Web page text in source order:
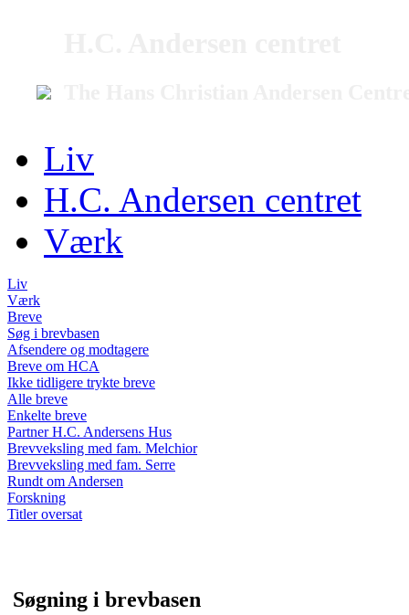
Liv
H.C. Andersen centret
Værk
Liv
Værk
Breve
Søg i brevbasen
Afsendere og modtagere
Breve om HCA
Ikke tidligere trykte breve
Alle breve
Enkelte breve
Partner H.C. Andersens Hus
Brevveksling med fam. Melchior
Brevveksling med fam. Serre
Rundt om Andersen
Forskning
Titler oversat
Søgning i brevbasen